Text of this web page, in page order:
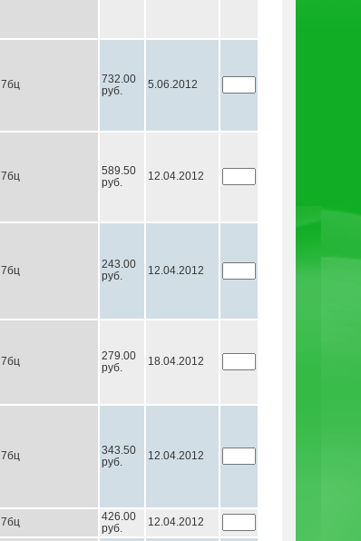
7бц
732.00
руб.
5.06.2012
7бц
589.50
руб.
12.04.2012
7бц
243.00
руб.
12.04.2012
7бц
279.00
руб.
18.04.2012
7бц
343.50
руб.
12.04.2012
7бц
426.00
руб.
12.04.2012